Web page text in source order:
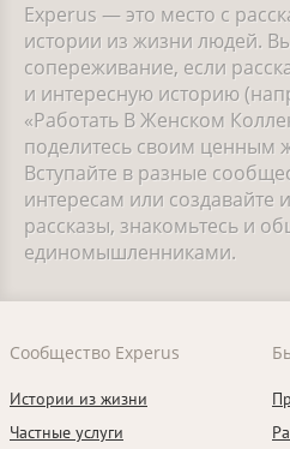
Experus — это место с
истории из жизни людей.
сопереживание, если
и интересную историю
«Работать В Женском
поделитесь своим
Вступайте в разные
интересам или создавайте
рассказы, знакомьтесь и
единомышленниками.
Сообщество Experus
Истории из жизни
Частные услуги